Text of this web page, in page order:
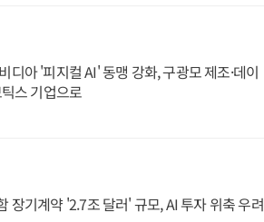
디아 '피지컬 AI' 동맹 강화, 구광모 제조·데이
스 기업으로
장기계약 '2.7조 달러' 규모, AI 투자 위축 우려